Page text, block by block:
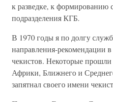
к разведке, к формированию
подразделения КГБ.
В 1970 годы я по долгу
направления-рекомендации
чекистов. Некоторые
Африки, Ближнего и
запятнал своего имени